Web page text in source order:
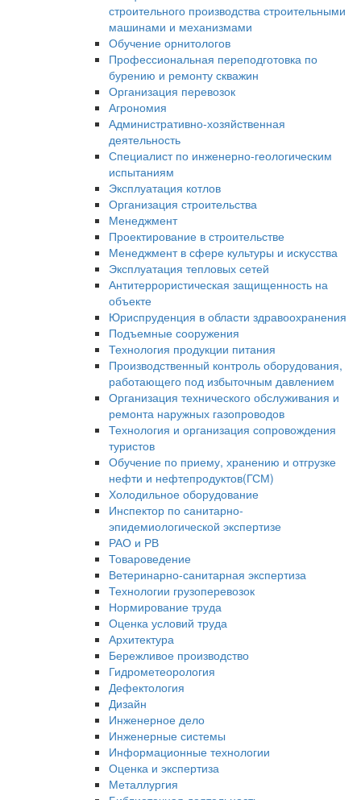
строительного производства строительными
машинами и механизмами
Обучение орнитологов
Профессиональная переподготовка по
бурению и ремонту скважин
Организация перевозок
Агрономия
Административно-хозяйственная
деятельность
Специалист по инженерно-геологическим
испытаниям
Эксплуатация котлов
Организация строительства
Менеджмент
Проектирование в строительстве
Менеджмент в сфере культуры и искусства
Эксплуатация тепловых сетей
Антитеррористическая защищенность на
объекте
Юриспруденция в области здравоохранения
Подъемные сооружения
Технология продукции питания
Производственный контроль оборудования,
работающего под избыточным давлением
Организация технического обслуживания и
ремонта наружных газопроводов
Технология и организация сопровождения
туристов
Обучение по приему, хранению и отгрузке
нефти и нефтепродуктов(ГСМ)
Холодильное оборудование
Инспектор по санитарно-
эпидемиологической экспертизе
РАО и РВ
Товароведение
Ветеринарно-санитарная экспертиза
Технологии грузоперевозок
Нормирование труда
Оценка условий труда
Архитектура
Бережливое производство
Гидрометеорология
Дефектология
Дизайн
Инженерное дело
Инженерные системы
Информационные технологии
Оценка и экспертиза
Металлургия